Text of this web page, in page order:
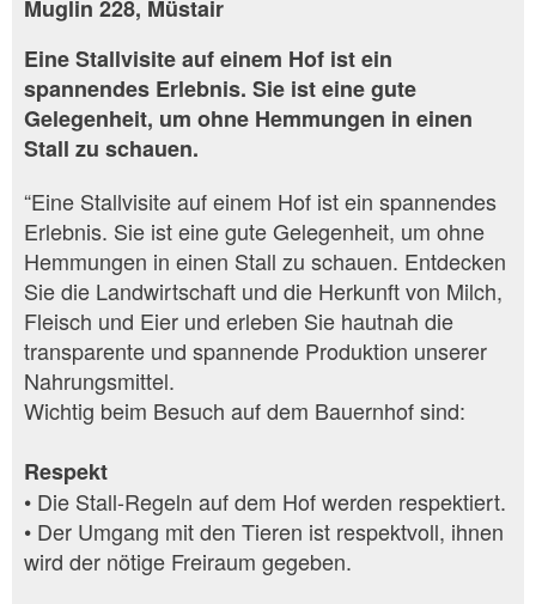
Muglin 228, Müstair
Eine Stallvisite auf einem Hof ist ein
spannendes Erlebnis. Sie ist eine gute
Gelegenheit, um ohne Hemmungen in einen
Stall zu schauen.
“Eine Stallvisite auf einem Hof ist ein spannendes
Erlebnis. Sie ist eine gute Gelegenheit, um ohne
Hemmungen in einen Stall zu schauen. Entdecken
Sie die Landwirtschaft und die Herkunft von Milch,
Fleisch und Eier und erleben Sie hautnah die
transparente und spannende Produktion unserer
Nahrungsmittel.
Wichtig beim Besuch auf dem Bauernhof sind:
Respekt
• Die Stall-Regeln auf dem Hof werden respektiert.
• Der Umgang mit den Tieren ist respektvoll, ihnen
wird der nötige Freiraum gegeben.